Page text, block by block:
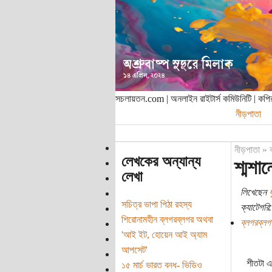
সচলায়তন.com | অনলাইন রাইটার্স কমিউনিটি |
নীড়পাতা
লেখকের অন্যান্য
লেখা
সচিত্র ভাপা পিঠা রহস্য
শিরোনামহীন ব্লগরব্লগর অথবা
'আই ইট, হোয়েন আই অ্যাম
আপসেট'
১৫ মার্চ ভারত বনধ- ভিডিও
নীড়পাতা»
লিখেছেন
ক্যাটেগরি:
শীতটা